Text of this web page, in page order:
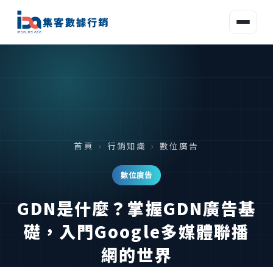
集客數據行銷
首頁 › 行銷知識 › 數位廣告
數位廣告
GDN是什麼？掌握GDN廣告基
礎，入門Google多媒體聯播
網的世界